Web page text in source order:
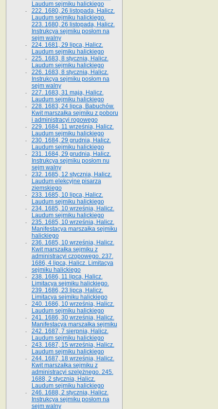
Laudum sejmiku halickiego
222. 1680, 26 listopada, Halicz.
Laudum sejmiku halickiego.
223. 1680, 26 listopada, Halicz.
Instrukcya sejmiku posłom na
sejm walny
224. 1681, 29 lipca, Halicz.
Laudum sejmiku halickiego
225. 1683, 8 stycznia, Halicz.
Laudum sejmiku halickiego
226. 1683, 8 stycznia, Halicz.
Instrukcya sejmiku posłom na
sejm walny
227. 1683, 31 maja, Halicz.
Laudum sejmiku halickiego
228. 1683, 24 lipca, Babuchów.
Kwit marszałka sejmiku z poboru
i administracyi rogowego
229. 1684, 11 września, Halicz.
Laudum sejmiku halickiego
230. 1684, 29 grudnia, Halicz.
Laudum sejmiku halickiego
231. 1684, 29 grudnia, Halicz.
Instrukcya sejmiku posłom nu
sejm walny
232. 1685, 12 stycznia, Halicz.
Laudum elekcyjne pisarza
ziemskiego
233. 1685, 10 lipca, Halicz.
Laudum sejmiku halickiego
234. 1685, 10 września, Halicz.
Laudum sejmiku halickiego
235. 1685, 10 września, Halicz.
Manifestacya marszałka sejmiku
halickiego
236. 1685, 10 września, Halicz.
Kwit marszałka sejmiku z
administracyi czopowego. 237.
1686, 4 lipca, Halicz. Limitacya
sejmiku halickiego
238. 1686, 11 lipca, Halicz.
Limitacya sejmiku halickiego.
239. 1686, 23 lipca, Halicz.
Limitacya sejmiku halickiego
240. 1686, 10 września, Halicz.
Laudum sejmiku halickiego
241. 1686, 30 września, Halicz.
Manifestacya marszałka sejmiku
242. 1687, 7 sierpnia, Halicz.
Laudum sejmiku halickiego
243. 1687, 15 września, Halicz.
Laudum sejmiku halickiego
244. 1687, 18 września, Halicz.
Kwit marszałka sejmiku z
administracyi szelężnego. 245.
1688, 2 stycznia, Halicz.
Laudum sejmiku halickiego
246. 1688, 2 stycznia, Halicz.
Instrukcya sejmiku posłom na
sejm walny